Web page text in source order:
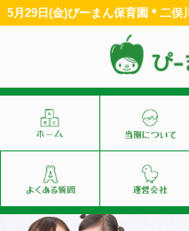
5月29日(金)ぴーまん保育園＊二